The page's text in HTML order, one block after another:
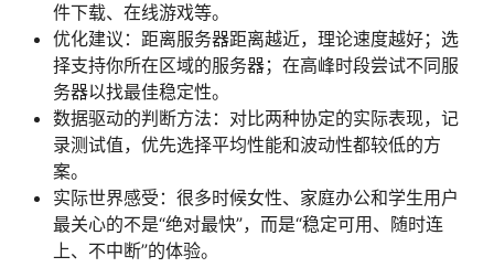
件下载、在线游戏等。
优化建议：距离服务器距离越近，理论速度越好；选
择支持你所在区域的服务器；在高峰时段尝试不同服
务器以找最佳稳定性。
数据驱动的判断方法：对比两种协定的实际表现，记
录测试值，优先选择平均性能和波动性都较低的方
案。
实际世界感受：很多时候女性、家庭办公和学生用户
最关心的不是“绝对最快”，而是“稳定可用、随时连
上、不中断”的体验。